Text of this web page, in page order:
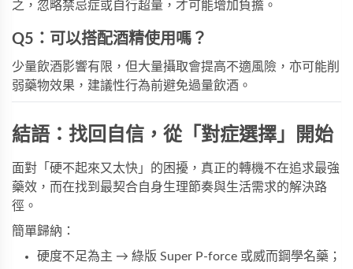
之，忽略禁忌症或自行超量，才可能增加負擔。
Q5：可以搭配酒精使用嗎？
少量飲酒影響有限，但大量攝取會提高不適風險，亦可能削
弱藥物效果，建議性行為前避免過量飲酒。
結語：找回自信，從「對症選擇」開始
面對「硬不起來又太快」的困擾，真正的轉機不在追求最強
藥效，而在找到最契合自身生理節奏與生活需求的解決路
徑。
簡單歸納：
硬度不足為主 → 綠版 Super P-force 或威而鋼學名藥；